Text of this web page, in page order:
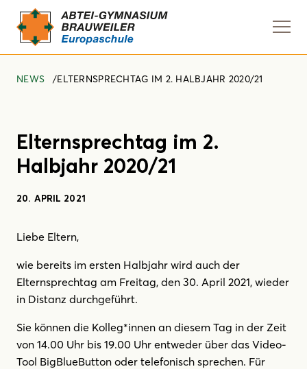
NEWS ELTERNSPRECHTAG IM 2. HALBJAHR 2020/21
Elternsprechtag im 2.
Halbjahr 2020/21
20. APRIL 2021
Liebe Eltern,
wie bereits im ersten Halbjahr wird auch der
Elternsprechtag am Freitag, den 30. April 2021, wieder
in Distanz durchgeführt.
Sie können die Kolleg*innen an diesem Tag in der Zeit
von 14.00 Uhr bis 19.00 Uhr entweder über das Video-
Tool BigBlueButton oder telefonisch sprechen. Für